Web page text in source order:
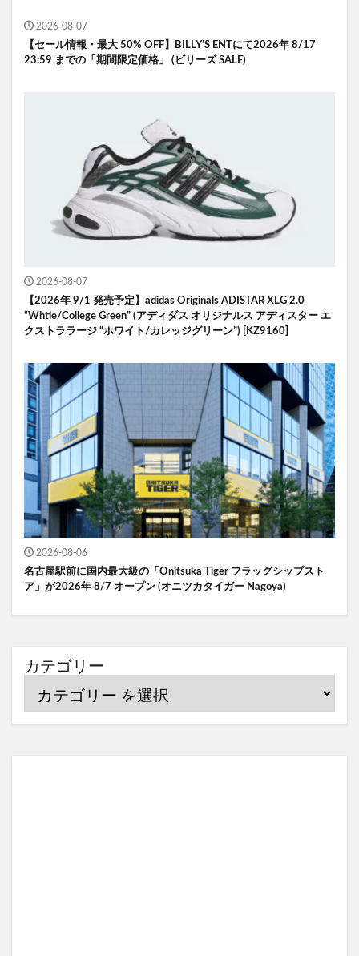
2026-08-07
【セール情報・最大 50% OFF】BILLY’S ENTにて2026年 8/17
23:59 までの「期間限定価格」 (ビリーズ SALE)
2026-08-07
【2026年 9/1 発売予定】adidas Originals ADISTAR XLG 2.0
“Whtie/College Green” (アディダス オリジナルス アディスター エ
クストララージ “ホワイト/カレッジグリーン”) [KZ9160]
2026-08-06
名古屋駅前に国内最大級の「Onitsuka Tiger フラッグシップスト
ア」が2026年 8/7 オープン (オニツカタイガー Nagoya)
カテゴリー